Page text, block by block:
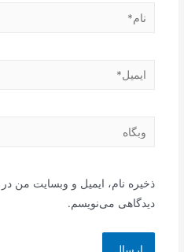
نام*
ایمیل*
وبگاه
ذخیره نام، ایمیل و وبسایت من
دیدگاهی می‌نویسم.